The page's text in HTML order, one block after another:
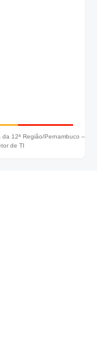
12ª Região/Pernambuco –
de TI